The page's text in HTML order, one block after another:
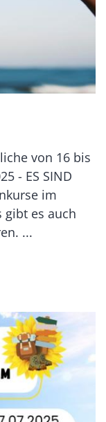
von 16 bis
- ES SIND
im
gibt es auch
...